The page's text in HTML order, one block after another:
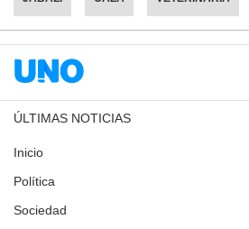
ÚLTIMAS NOTICIAS
Inicio
Política
Sociedad